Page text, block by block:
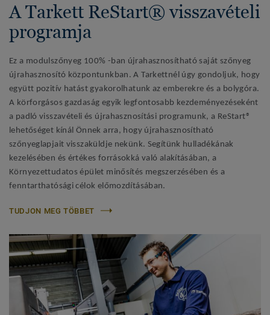
A Tarkett ReStart® visszavételi
programja
Ez a modulszőnyeg 100% -ban újrahasznosítható saját szőnyeg
újrahasznosító központunkban. A Tarkettnél úgy gondoljuk, hogy
együtt pozitív hatást gyakorolhatunk az emberekre és a bolygóra.
A körforgásos gazdaság egyik legfontosabb kezdeményezéseként
a padló visszavételi és újrahasznosítási programunk, a ReStart®
lehetőséget kínál Önnek arra, hogy újrahasznosítható
szőnyeglapjait visszaküldje nekünk. Segítünk hulladékának
kezelésében és értékes forrásokká való alakításában, a
Környezettudatos épület minősítés megszerzésében és a
fenntarthatósági célok előmozdításában.
TUDJON MEG TÖBBET